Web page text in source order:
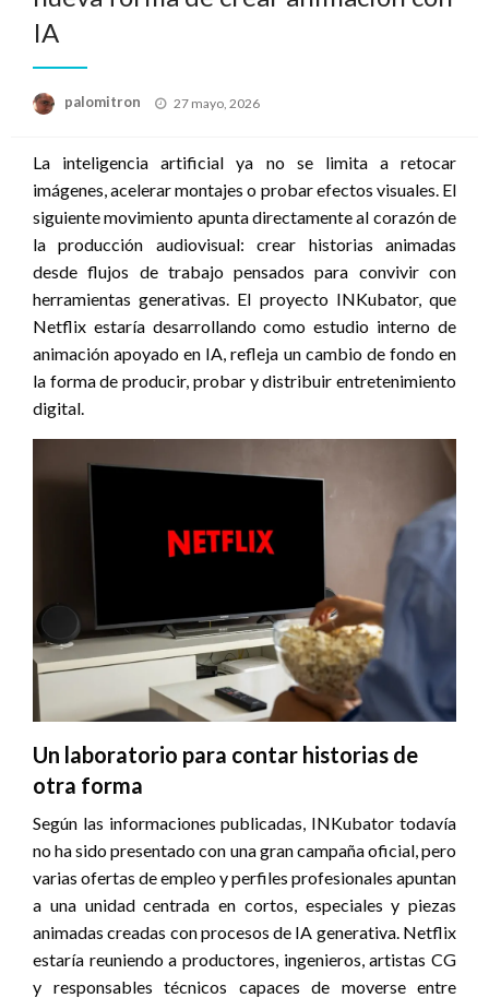
IA
palomitron
Publicado
27 mayo, 2026
La inteligencia artificial ya no se limita a retocar
imágenes, acelerar montajes o probar efectos visuales. El
siguiente movimiento apunta directamente al corazón de
la producción audiovisual: crear historias animadas
desde flujos de trabajo pensados para convivir con
herramientas generativas. El proyecto INKubator, que
Netflix estaría desarrollando como estudio interno de
animación apoyado en IA, refleja un cambio de fondo en
la forma de producir, probar y distribuir entretenimiento
digital.
Un laboratorio para contar historias de
otra forma
Según las informaciones publicadas, INKubator todavía
no ha sido presentado con una gran campaña oficial, pero
varias ofertas de empleo y perfiles profesionales apuntan
a una unidad centrada en cortos, especiales y piezas
animadas creadas con procesos de IA generativa. Netflix
estaría reuniendo a productores, ingenieros, artistas CG
y responsables técnicos capaces de moverse entre